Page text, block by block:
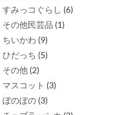
すみっコぐらし (6)
その他民芸品 (1)
ちいかわ (9)
ひだっち (5)
その他 (2)
マスコット (3)
ぼのぼの (3)